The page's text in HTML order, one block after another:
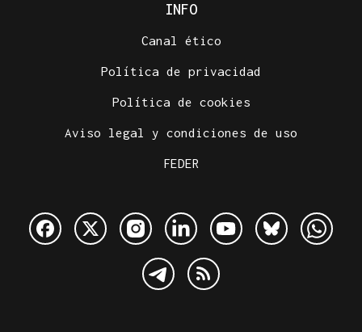
INFO
Canal ético
Política de privacidad
Política de cookies
Aviso legal y condiciones de uso
FEDER